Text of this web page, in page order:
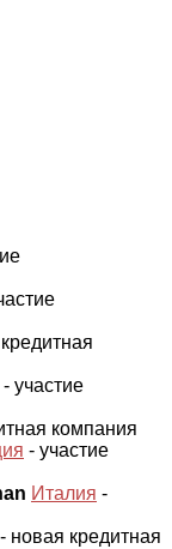
- участие
компания
- участие
Италия -
- новая кредитная